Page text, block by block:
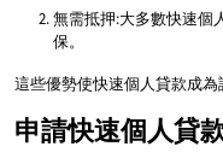
無需抵押:大多數快速個
保。
這些優勢使快速個人貸款成為
申請快速個人貸